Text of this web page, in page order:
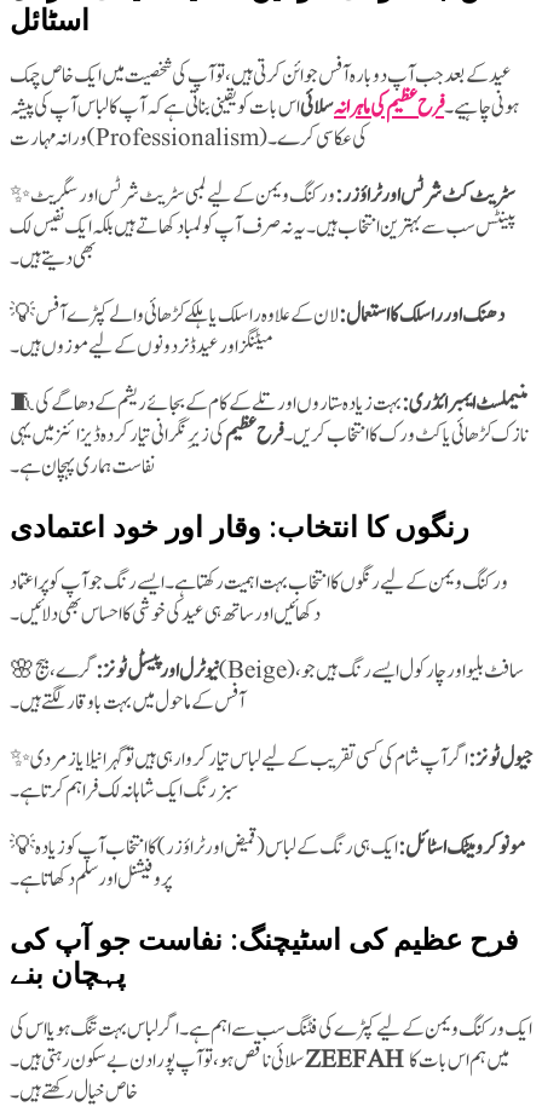
اسٹائل
عید کے بعد جب آپ دوبارہ آفس جوائن کرتی ہیں، تو آپ کی شخصیت میں ایک خاص چمک
ہونی چاہیے۔فرح عظیم کی ماہرانہسلائیاس بات کو یقینی بناتی ہے کہ آپ کا لباس آپ کی پیشہ
ورانہ مہارت (Professionalism) کی عکاسی کرے۔
✨
سٹریٹ کٹ شرٹس اور ٹراؤزر:ورکنگ ویمن کے لیے لمبی سٹریٹ شرٹس اور سگریٹ
پینٹس سب سے بہترین انتخاب ہیں۔ یہ نہ صرف آپ کو لمبا دکھاتے ہیں بلکہ ایک نفیس لک
بھی دیتے ہیں۔
💡
دھنک اور را سلک کا استعمال:لان کے علاوہ را سلک یا ہلکے کڑھائی والے کپڑے آفس
میٹنگز اور عید ڈنر دونوں کے لیے موزوں ہیں۔
🧵
منیملسٹ ایمبرائڈری:بہت زیادہ ستاروں اور تلے کے کام کے بجائے ریشم کے دھاگے کی
نازک کڑھائی یا کٹ ورک کا انتخاب کریں۔فرح عظیمکی زیرِ نگرانی تیار کردہ ڈیزائنز میں یہی
نفاست ہماری پہچان ہے۔
رنگوں کا انتخاب: وقار اور خود اعتمادی
ورکنگ ویمن کے لیے رنگوں کا انتخاب بہت اہمیت رکھتا ہے۔ ایسے رنگ جو آپ کو پراعتماد
دکھائیں اور ساتھ ہی عید کی خوشی کا احساس بھی دلائیں۔
🌸
نیوٹرل اور پیسٹل ٹونز:گرے، بیج (Beige)، سافٹ بلیو اور چارکول ایسے رنگ ہیں جو
آفس کے ماحول میں بہت باوقار لگتے ہیں۔
✨
جیول ٹونز:اگر آپ شام کی کسی تقریب کے لیے لباس تیار کروا رہی ہیں تو گہرا نیلا یا زمردی
سبز رنگ ایک شاہانہ لک فراہم کرتا ہے۔
💡
مونوکرومیٹک اسٹائل:ایک ہی رنگ کے لباس (قمیض اور ٹراؤزر) کا انتخاب آپ کو زیادہ
پروفیشنل اور سلم دکھاتا ہے۔
فرح عظیم کی اسٹیچنگ: نفاست جو آپ کی
پہچان بنے
ایک ورکنگ ویمن کے لیے کپڑے کی فٹنگ سب سے اہم ہے۔ اگر لباس بہت تنگ ہو یا اس کی
ZEEFAHمیں ہم اس بات کا
خاص خیال رکھتے ہیں۔